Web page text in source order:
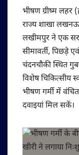
भीषण ग्रीष्म लहर
राज्य शाखा लखनऊ
लखीमपुर ने एक
सीमावर्ती, पिछड़े
चंदनचौकी स्थित
विशेष चिकित्सीय
भीषण गर्मी में
दवाइयां मिल सकें।